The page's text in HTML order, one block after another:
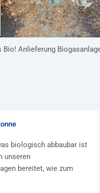
Bio! Anlieferung
biologisch abbaubar ist
unseren
bereitet, wie zum